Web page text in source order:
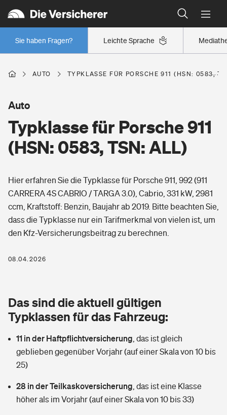
Leichte Sprache
Sie haben Fragen?
Wer versichert was: Jetzt Versicherer finden
Regionalklassen: So ist Ihre Region eingestuft
Wer versichert was: Jetzt Versicherer finden
Berufsunfähigkeitsversicherung
Erwerbsunfähigkeitsversicherung
Grundfähigkeitsversicherung
Arbeitsrechtsschutz
Berufshaftpflichtversicherung
Zur Übersicht
Tools
Wer versichert was: Jetzt Versicherer finden
Sie haben Fragen?
Wohnen
Elementarversicherung
Glasversicherung
Mietkautionsversicherung
Restkreditversicherung
Freizeit
Pri­vate Haft­pflicht­
Kinderunfall­ver­si­che­rung
Kinderinvalidität
Hundehalter-Haftpflicht
Gesundheit
Private Krankenversicherung
Dread-Disease-Versicherung
Tierkrankenversicherung
Zur Übersicht
Tools
AUTO TYPKLASSE FÜR PORSCHE 911 (HSN: 0583,
Typklasse für Porsche 911
(HSN: 0583, TSN: ALL)
Auto
Hier erfahren Sie die Typklasse für Porsche 911, 992 (911
CARRERA 4S CABRIO / TARGA 3.0), Cabrio, 331 kW, 2981
ccm, Kraftstoff: Benzin, Baujahr ab 2019. Bitte beachten Sie,
dass die Typklasse nur ein Tarifmerkmal von vielen ist, um
den Kfz-Versicherungsbeitrag zu berechnen.
08.04.2026
Das sind die aktuell gültigen
Typklassen für das Fahrzeug:
11 in der Haftpflichtversicherung das ist gleich
geblieben gegenüber Vorjahr (auf einer Skala von 10 bis
25)
28 in der Teilkaskoversicherung das ist eine Klasse
höher als im Vorjahr (auf einer Skala von 10 bis 33)